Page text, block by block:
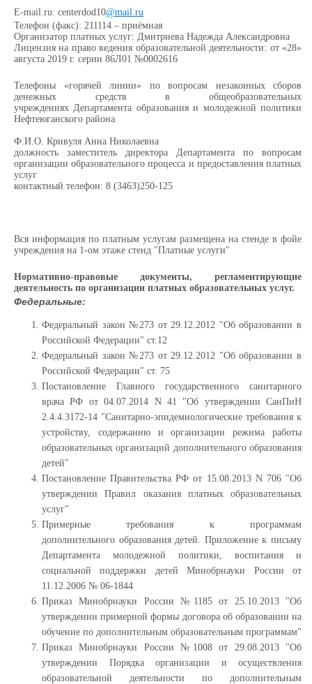
Е-mail.ru: centerdod10@mail.ru
Телефон (факс): 211114 – приёмная
Организатор платных услуг: Дмитриева Надежда Александровна
Лицензия на право ведения образовательной деятельности: от «28»
августа 2019 г. серии 86Л01 №0002616
Телефоны «горячей линии» по вопросам незаконных сборов
денежных средств в общеобразовательных
учреждениях Департамента образования и молодежной политики
Нефтеюганского района.
Ф.И.О. Кривуля Анна Николаевна
должность заместитель директора Департамента по вопросам
организации образовательного процесса и предоставления платных
услуг
контактный телефон: 8 (3463)250-125
Вся информация по платным услугам размещена на стенде в фойе
учреждения на 1-ом этаже стенд "Платные услуги"
Нормативно-правовые документы, регламентирующие
деятельность по организации платных образовательных услуг.
Федеральные:
Федеральный закон №273 от 29.12.2012 "Об образовании в
Российской Федерации" ст.12
Федеральный закон №273 от 29.12.2012 "Об образовании в
Российской Федерации" ст. 75
Постановление Главного государственного санитарного
врача РФ от 04.07.2014 N 41 "Об утверждении СанПиН
2.4.4.3172-14 "Санитарно-эпидемиологические требования к
устройству, содержанию и организации режима работы
образовательных организаций дополнительного образования
детей"
Постановление Правительства РФ от 15.08.2013 N 706 "Об
утверждении Правил оказания платных образовательных
услуг"
Примерные требования к программам
дополнительного образования детей. Приложение к письму
Департамента молодежной политики, воспитания и
социальной поддержки детей Минобрнауки России от
11.12.2006 № 06-1844
Приказ Минобрнауки России №1185 от 25.10.2013 "Об
утверждении примерной формы договора об образовании на
обучение по дополнительным образовательным программам"
Приказ Минобрнауки России №1008 от 29.08.2013 "Об
утверждении Порядка организации и осуществления
образовательной деятельности по дополнительным